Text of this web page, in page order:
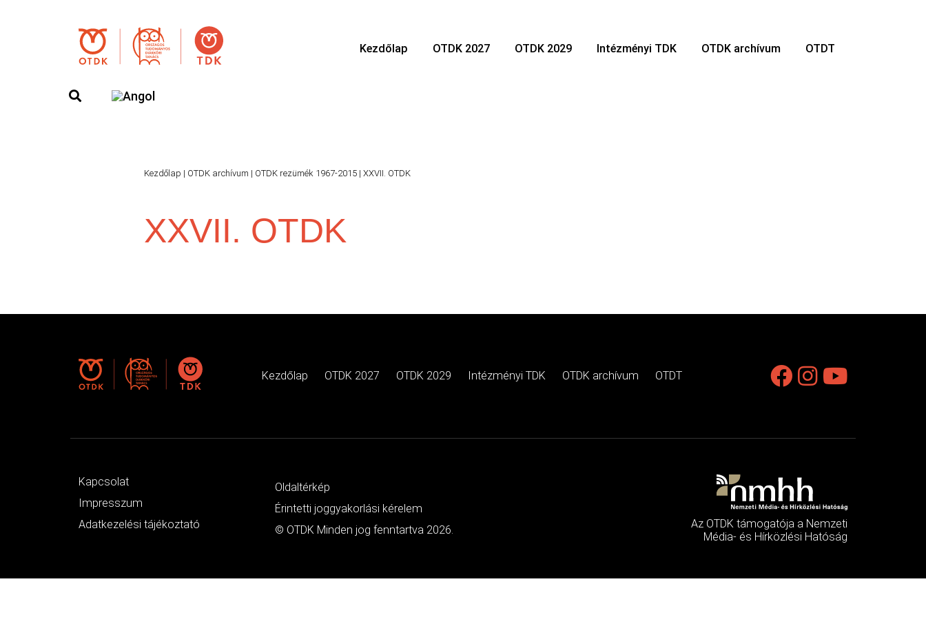
Kezdőlap OTDK 2027 OTDK 2029 Intézményi TDK OTDK archívum OTDT
Kezdőlap | OTDK archívum | OTDK rezümék 1967-2015 | XXVII. OTDK
XXVII. OTDK
Kezdőlap OTDK 2027 OTDK 2029 Intézményi TDK OTDK archívum OTDT
Kapcsolat
Impresszum
Adatkezelési tájékoztató
Oldaltérkép
Érintetti joggyakorlási kérelem
© OTDK Minden jog fenntartva 2026.
Az OTDK támogatója a Nemzeti
Média- és Hírközlési Hatóság